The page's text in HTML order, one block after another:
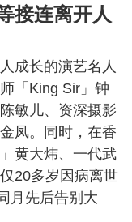
接连离开人
成长的演艺名人
「King Sir」钟
敏儿、资深摄影
凤。同时，在香
黄大炜、一代武
20多岁因病离世
月先后告别大